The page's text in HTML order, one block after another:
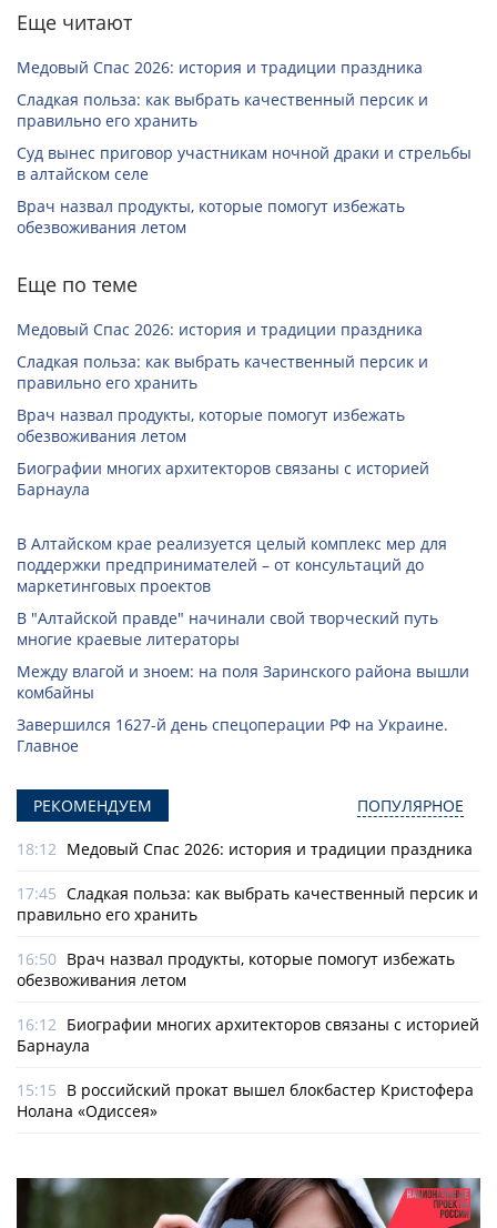
Еще читают
Медовый Спас 2026: история и традиции праздника
Сладкая польза: как выбрать качественный персик и
правильно его хранить
Суд вынес приговор участникам ночной драки и стрельбы
в алтайском селе
Врач назвал продукты, которые помогут избежать
обезвоживания летом
Еще по теме
Медовый Спас 2026: история и традиции праздника
Сладкая польза: как выбрать качественный персик и
правильно его хранить
Врач назвал продукты, которые помогут избежать
обезвоживания летом
Биографии многих архитекторов связаны с историей
Барнаула
В Алтайском крае реализуется целый комплекс мер для
поддержки предпринимателей – от консультаций до
маркетинговых проектов
В "Алтайской правде" начинали свой творческий путь
многие краевые литераторы
Между влагой и зноем: на поля Заринского района вышли
комбайны
Завершился 1627-й день спецоперации РФ на Украине.
Главное
РЕКОМЕНДУЕМ ПОПУЛЯРНОЕ
18:12 Медовый Спас 2026: история и традиции праздника
17:45 Сладкая польза: как выбрать качественный персик и
правильно его хранить
16:50 Врач назвал продукты, которые помогут избежать
обезвоживания летом
16:12 Биографии многих архитекторов связаны с историей
Барнаула
15:15 В российский прокат вышел блокбастер Кристофера
Нолана «Одиссея»